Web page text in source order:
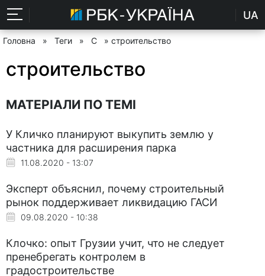
UA
Головна » Теги » С » строительство
строительство
МАТЕРІАЛИ ПО ТЕМІ
У Кличко планируют выкупить землю у
частника для расширения парка
11.08.2020 - 13:07
Эксперт объяснил, почему строительный
рынок поддерживает ликвидацию ГАСИ
09.08.2020 - 10:38
Клочко: опыт Грузии учит, что не следует
пренебрегать контролем в
градостроительстве